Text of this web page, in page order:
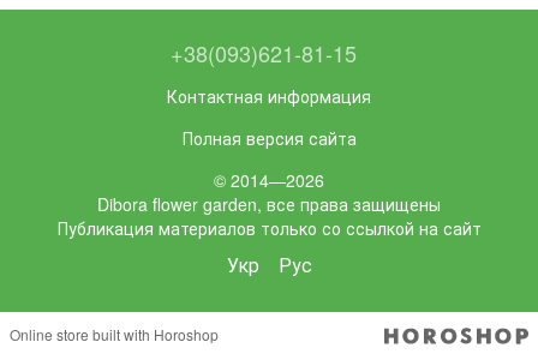
+38(093)621-81-15
Контактная информация
Полная версия сайта
© 2014—2026
Dibora flower garden, все права защищены
Публикация материалов только со ссылкой на сайт
Укр Рус
Online store built with Horoshop